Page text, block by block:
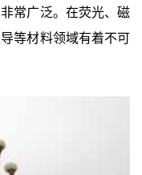
常广泛。在荧光、磁
等材料领域有着不可